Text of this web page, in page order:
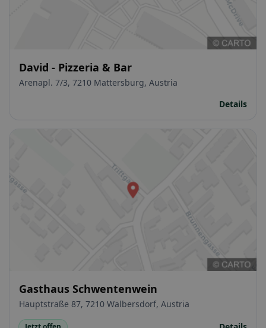
David - Pizzeria & Bar
Arenapl. 7/3, 7210 Mattersburg, Austria
Details
Gasthaus Schwentenwein
Hauptstraße 87, 7210 Walbersdorf, Austria